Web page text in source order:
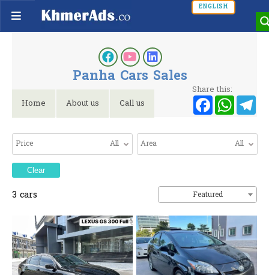
ENGLISH
Panha Cars Sales
Home About us Call us
Share this:
Price All Area All
Clear
Featured
3 cars